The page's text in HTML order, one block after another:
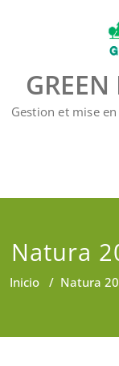
Gestion et mise
Natura
Inicio / Natura